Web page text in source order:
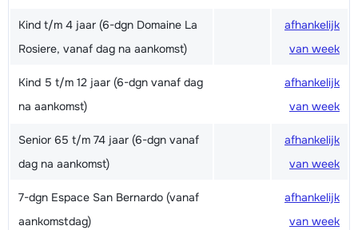
Kind t/m 4 jaar (6-dgn Domaine La
Rosiere, vanaf dag na aankomst)
afhankelijk
van week
Kind 5 t/m 12 jaar (6-dgn vanaf dag
na aankomst)
afhankelijk
van week
Senior 65 t/m 74 jaar (6-dgn vanaf
dag na aankomst)
afhankelijk
van week
7-dgn Espace San Bernardo (vanaf
aankomstdag)
afhankelijk
van week